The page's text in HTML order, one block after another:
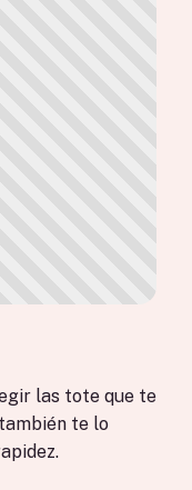
las tote que te
te lo